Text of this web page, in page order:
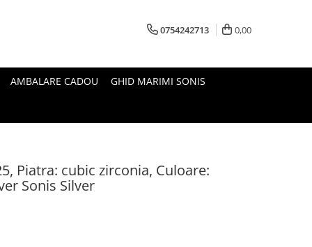
0754242713 0,00
AMBALARE CADOU GHID MARIMI SONIS
Piatra: cubic zirconia, Culoare:
Sonis Silver